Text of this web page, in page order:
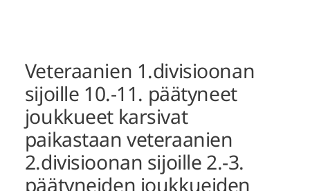
Veteraanien 1.divisioonan
sijoille 10.-11. päätyneet
joukkueet karsivat
paikastaan veteraanien
2.divisioonan sijoille 2.-3.
päätyneiden joukkueiden